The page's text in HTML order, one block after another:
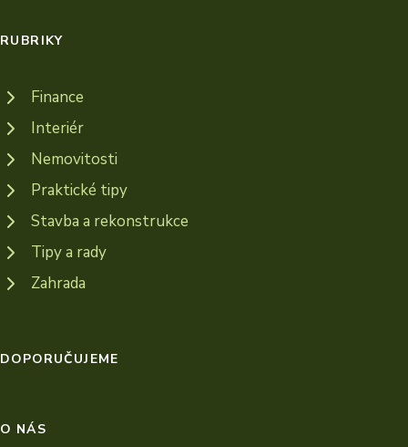
RUBRIKY
Finance
Interiér
Nemovitosti
Praktické tipy
Stavba a rekonstrukce
Tipy a rady
Zahrada
DOPORUČUJEME
O NÁS